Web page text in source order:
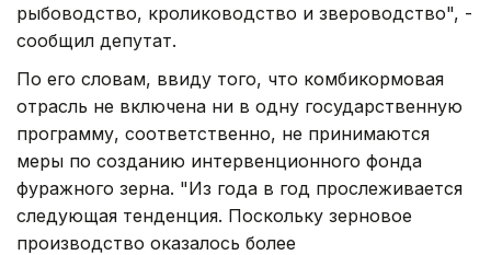
рыбоводство, кролиководство и звероводство", -
сообщил депутат.
По его словам, ввиду того, что комбикормовая
отрасль не включена ни в одну государственную
программу, соответственно, не принимаются
меры по созданию интервенционного фонда
фуражного зерна. "Из года в год прослеживается
следующая тенденция. Поскольку зерновое
производство оказалось более